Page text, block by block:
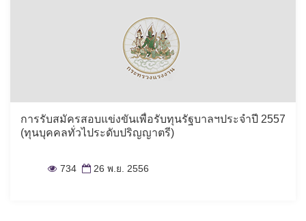
การรับสมัครสอบแข่งขันเพื่อรับทุนรัฐบาลฯประจำปี 2557
(ทุนบุคคลทั่วไประดับปริญญาตรี)
734 26 พ.ย. 2556